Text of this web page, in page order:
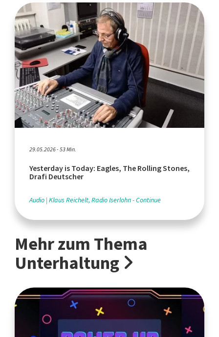
29.05.2026 - 53 Min.
Yesterday is Today: Eagles, The Rolling Stones,
Drafi Deutscher
Audio Klaus Reichelt, Radio Iserlohn - Continue
Mehr zum Thema
Unterhaltung